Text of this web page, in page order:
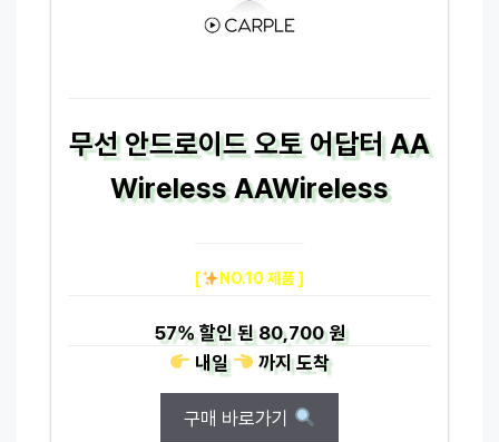
무선 안드로이드 오토 어답터 AA
Wireless AAWireless
[ NO.10 제품 ]
57%할인 된80,700 원
내일
까지도착
구매 바로가기